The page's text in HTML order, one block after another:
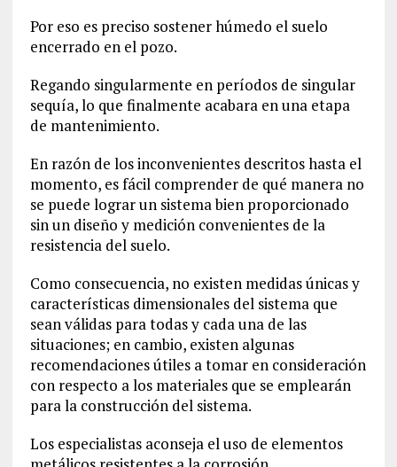
Por eso es preciso sostener húmedo el suelo
encerrado en el pozo.
Regando singularmente en períodos de singular
sequía, lo que finalmente acabara en una etapa
de mantenimiento.
En razón de los inconvenientes descritos hasta el
momento, es fácil comprender de qué manera no
se puede lograr un sistema bien proporcionado
sin un diseño y medición convenientes de la
resistencia del suelo.
Como consecuencia, no existen medidas únicas y
características dimensionales del sistema que
sean válidas para todas y cada una de las
situaciones; en cambio, existen algunas
recomendaciones útiles a tomar en consideración
con respecto a los materiales que se emplearán
para la construcción del sistema.
Los especialistas aconseja el uso de elementos